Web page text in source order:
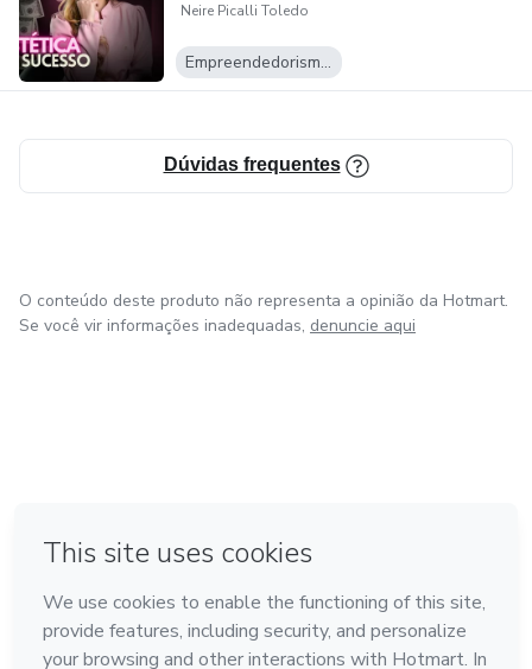
Neire Picalli Toledo
Empreendedorismo Digital
Dúvidas frequentes
O conteúdo deste produto não representa a opinião da Hotmart.
Se você vir informações inadequadas, denuncie aqui
Feito com ❤ na Cidade do México